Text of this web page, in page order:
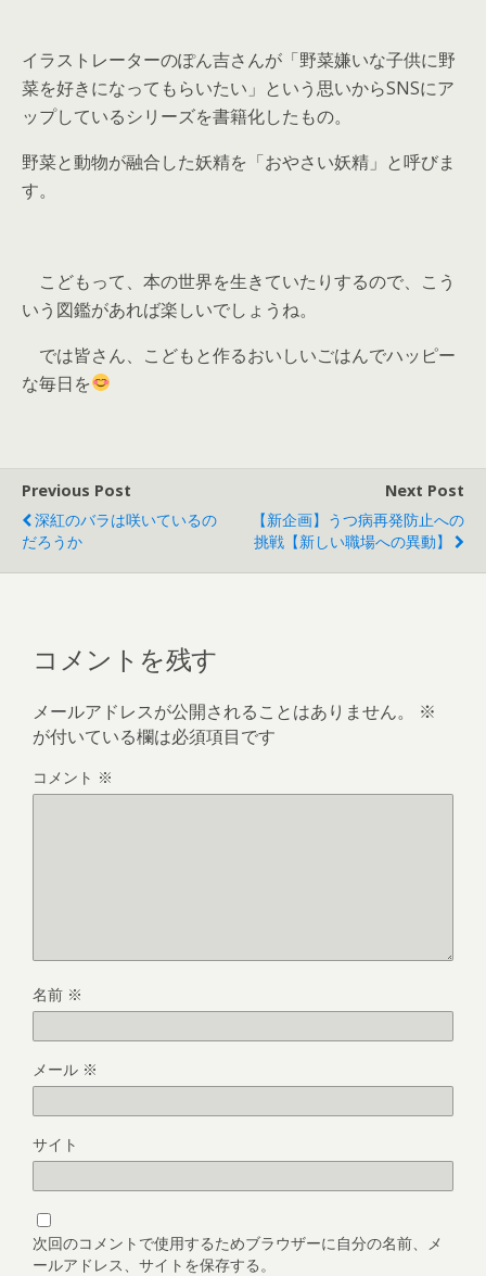
イラストレーターのぽん吉さんが「野菜嫌いな子供に野
菜を好きになってもらいたい」という思いからSNSにア
ップしているシリーズを書籍化したもの。
野菜と動物が融合した妖精を「おやさい妖精 」と呼びま
す。
こどもって、本の世界を生きていたりするので、こう
いう図鑑があれば楽しいでしょうね。
では皆さん、こどもと作るおいしいごはんでハッピー
な毎日を
Previous Post
深紅のバラは咲いているの
だろうか
Next Post
【新企画】うつ病再発防止への
挑戦【新しい職場への異動】
コメントを残す
メールアドレスが公開されることはありません。
※
が付いている欄は必須項目です
コメント ※
名前 ※
メール ※
サイト
次回のコメントで使用するためブラウザーに自分の名前、メ
ールアドレス、サイトを保存する。